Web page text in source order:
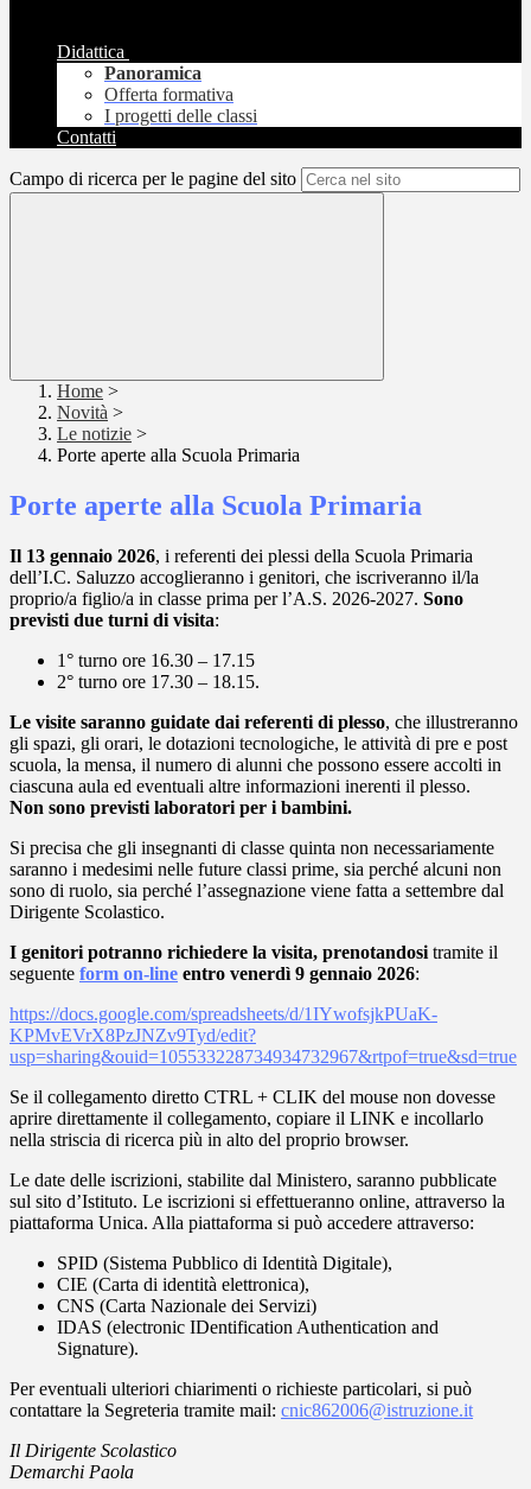
Didattica
Panoramica
Offerta formativa
I progetti delle classi
Contatti
Campo di ricerca per le pagine del sito
Home >
Novità >
Le notizie >
Porte aperte alla Scuola Primaria
Porte aperte alla Scuola Primaria
Il 13 gennaio 2026, i referenti dei plessi della Scuola Primaria
dell’I.C. Saluzzo accoglieranno i genitori, che iscriveranno il/la
proprio/a figlio/a in classe prima per l’A.S. 2026-2027. Sono
previsti due turni di visita:
1° turno ore 16.30 – 17.15
2° turno ore 17.30 – 18.15.
Le visite saranno guidate dai referenti di plesso, che illustreranno
gli spazi, gli orari, le dotazioni tecnologiche, le attività di pre e post
scuola, la mensa, il numero di alunni che possono essere accolti in
ciascuna aula ed eventuali altre informazioni inerenti il plesso.
Non sono previsti laboratori per i bambini.
Si precisa che gli insegnanti di classe quinta non necessariamente
saranno i medesimi nelle future classi prime, sia perché alcuni non
sono di ruolo, sia perché l’assegnazione viene fatta a settembre dal
Dirigente Scolastico.
I genitori potranno richiedere la visita, prenotandosi tramite il
seguente form on-line entro venerdì 9 gennaio 2026:
https://docs.google.com/spreadsheets/d/1IYwofsjkPUaK-
KPMvEVrX8PzJNZv9Tyd/edit?
usp=sharing&ouid=105533228734934732967&rtpof=true&sd=true
Se il collegamento diretto CTRL + CLIK del mouse non dovesse
aprire direttamente il collegamento, copiare il LINK e incollarlo
nella striscia di ricerca più in alto del proprio browser.
Le date delle iscrizioni, stabilite dal Ministero, saranno pubblicate
sul sito d’Istituto. Le iscrizioni si effettueranno online, attraverso la
piattaforma Unica. Alla piattaforma si può accedere attraverso:
SPID (Sistema Pubblico di Identità Digitale),
CIE (Carta di identità elettronica),
CNS (Carta Nazionale dei Servizi)
IDAS (electronic IDentification Authentication and
Signature).
Per eventuali ulteriori chiarimenti o richieste particolari, si può
contattare la Segreteria tramite mail: cnic862006@istruzione.it
Il Dirigente Scolastico
Demarchi Paola